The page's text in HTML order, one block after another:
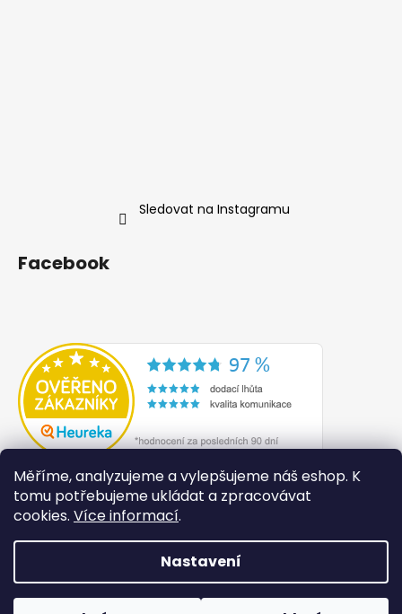
Měříme, analyzujeme a vylepšujeme náš eshop. K
tomu potřebujeme ukládat a zpracovávat
cookies. Více informací.
Nastavení
Sledovat na Instagramu
Facebook
Vytvořil Shoptet